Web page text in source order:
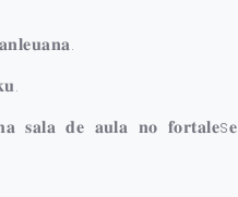
𝐬𝐚𝐥𝐚 𝐝𝐞 𝐚𝐮𝐥𝐚 𝐧𝐨 𝐟𝐨𝐫𝐭𝐚𝐥𝐞s𝐞